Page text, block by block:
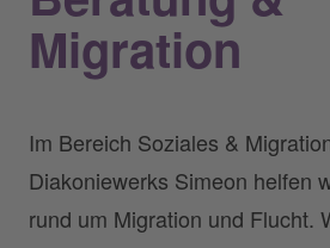
Migration
Im Bereich Soziales &
Diakoniewerks Simeon helfen
rund um Migration und Flucht.